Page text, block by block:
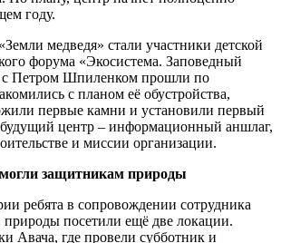
году.
медведя» стали участники детской
форума «Экосистема. Заповедный
с Петром Шпиленком прошли по
с планом её обустройства,
первые камни и установили первый
будущий центр – информационный аншлаг,
и миссии организации.
защитникам природы
ребята в сопровождении сотрудника
посетили ещё две локации.
Авача, где провели субботник и